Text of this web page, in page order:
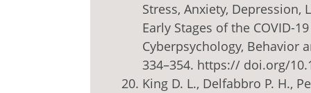
Stress, Anxiety,
Early Stages of the COVID-
Cyberpsychology, Behavior
334–354. https:// doi.org/
King D. L., Delfabbro P. H.,